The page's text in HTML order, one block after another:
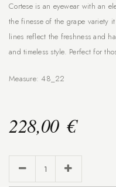
Cortese is an eyewear with an
the finesse of the grape variety
lines reflect the freshness and
and timeless style. Perfect for
Measure: 48_22
228,00 €